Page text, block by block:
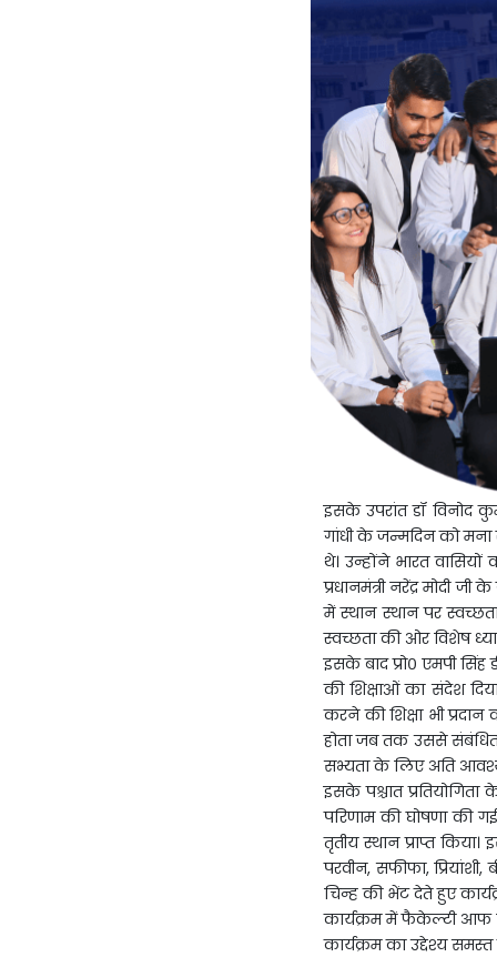
इसके उपरांत डॉ विनोद
गांधी के जन्मदिन को मना
थे। उन्होंने भारत
प्रधानमंत्री नरेंद्र मोदी
में स्थान स्थान पर
स्वच्छता की ओर विशेष
इसके बाद प्रो० एमपी
की शिक्षाओं का संदेश
करने की शिक्षा भी
होता जब तक उससे
सभ्यता के लिए अति
इसके पश्चात प्रतियोगिता
परिणाम की घोषणा की
तृतीय स्थान प्राप्त किया।
परवीन, सफीफा,
चिन्ह की भेंट देते हुए
कार्यक्रम में फैकेल्टी
कार्यक्रम का उद्देश्य